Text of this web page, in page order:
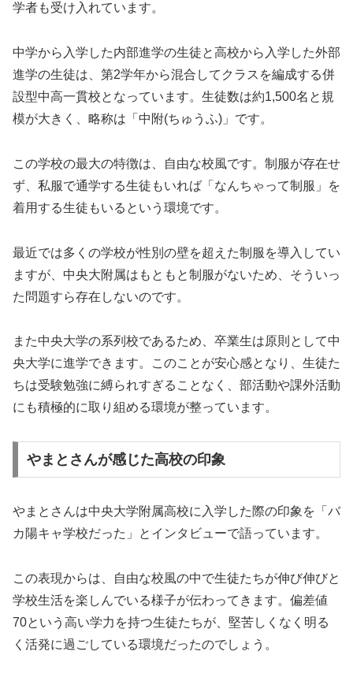
学者も受け入れています。
中学から入学した内部進学の生徒と高校から入学した外部
進学の生徒は、第2学年から混合してクラスを編成する併
設型中高一貫校となっています。生徒数は約1,500名と規
模が大きく、略称は「中附(ちゅうふ)」です。
この学校の最大の特徴は、自由な校風です。制服が存在せ
ず、私服で通学する生徒もいれば「なんちゃって制服」を
着用する生徒もいるという環境です。
最近では多くの学校が性別の壁を超えた制服を導入してい
ますが、中央大附属はもともと制服がないため、そういっ
た問題すら存在しないのです。
また中央大学の系列校であるため、卒業生は原則として中
央大学に進学できます。このことが安心感となり、生徒た
ちは受験勉強に縛られすぎることなく、部活動や課外活動
にも積極的に取り組める環境が整っています。
やまとさんが感じた高校の印象
やまとさんは中央大学附属高校に入学した際の印象を「バ
カ陽キャ学校だった」とインタビューで語っています。
この表現からは、自由な校風の中で生徒たちが伸び伸びと
学校生活を楽しんでいる様子が伝わってきます。偏差値
70という高い学力を持つ生徒たちが、堅苦しくなく明る
く活発に過ごしている環境だったのでしょう。